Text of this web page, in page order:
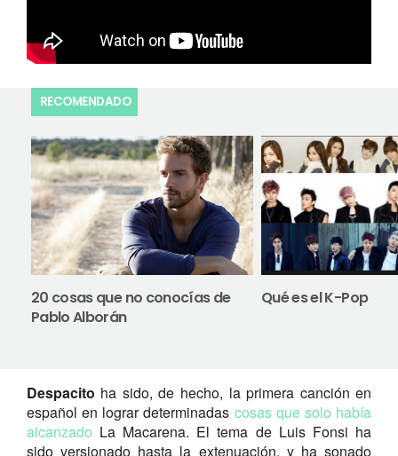
RECOMENDADO
20 cosas que no conocías de
Pablo Alborán
Qué es el K-Pop
Despacito ha sido, de hecho, la primera canción en
español en lograr determinadas cosas que solo había
alcanzado La Macarena. El tema de Luis Fonsi ha
sido versionado hasta la extenuación, y ha sonado